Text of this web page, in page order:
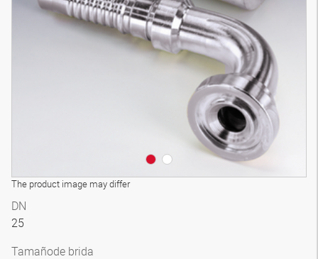
The product image may differ
DN
25
Tamañode brida